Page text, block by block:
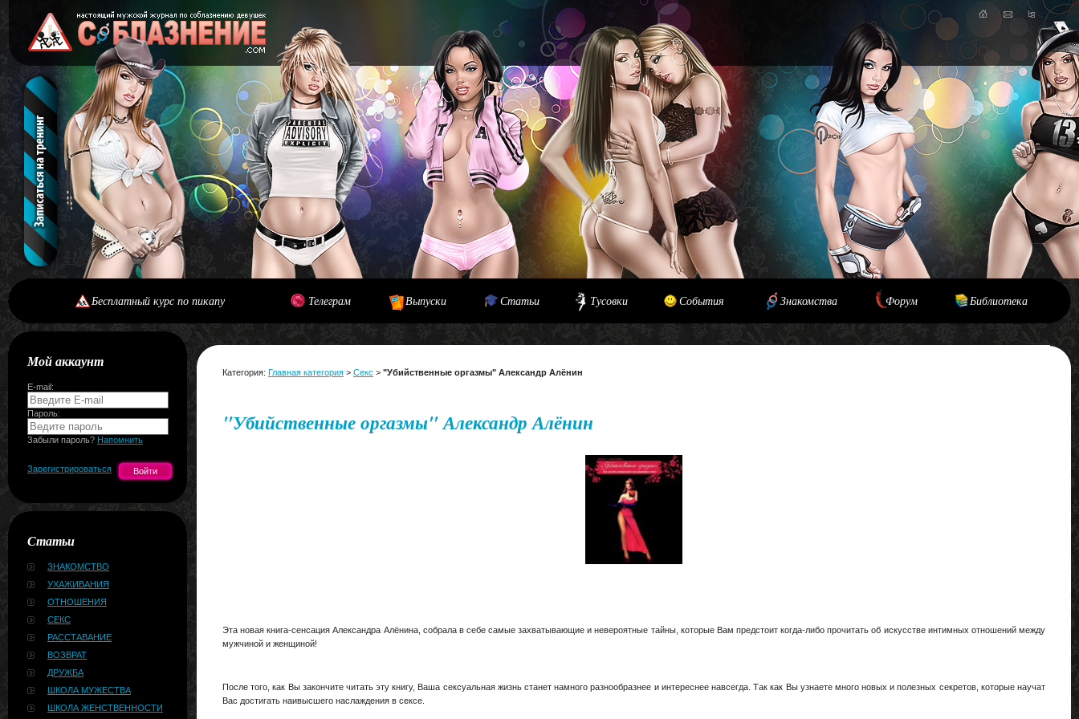
Бесплатный курс по пикапу Телеграм Выпуски Статьи Тусовки События Знакомства Форум Библиотека
Мой аккаунт
E-mail:
Пароль:
Забыли пароль? Напомнить
Зарегистрироваться
Статьи
ЗНАКОМСТВО
УХАЖИВАНИЯ
ОТНОШЕНИЯ
СЕКС
РАССТАВАНИЕ
ВОЗВРАТ
ДРУЖБА
ШКОЛА МУЖЕСТВА
ШКОЛА ЖЕНСТВЕННОСТИ
Категория: Главная категория > Секс > "Убийственные оргазмы" Александр Алёнин
"Убийственные оргазмы" Александр Алёнин
Эта новая книга-сенсация Александра Алёнина, собрала в себе самые захватывающие и невероятные тайны, которые Вам предстоит когда-либо прочитать об искусстве интимных отношений между
мужчиной и женщиной!
После того, как Вы закончите читать эту книгу, Ваша сексуальная жизнь станет намного разнообразнее и интереснее навсегда. Так как Вы узнаете много новых и полезных секретов, которые научат
Вас достигать наивысшего наслаждения в сексе.